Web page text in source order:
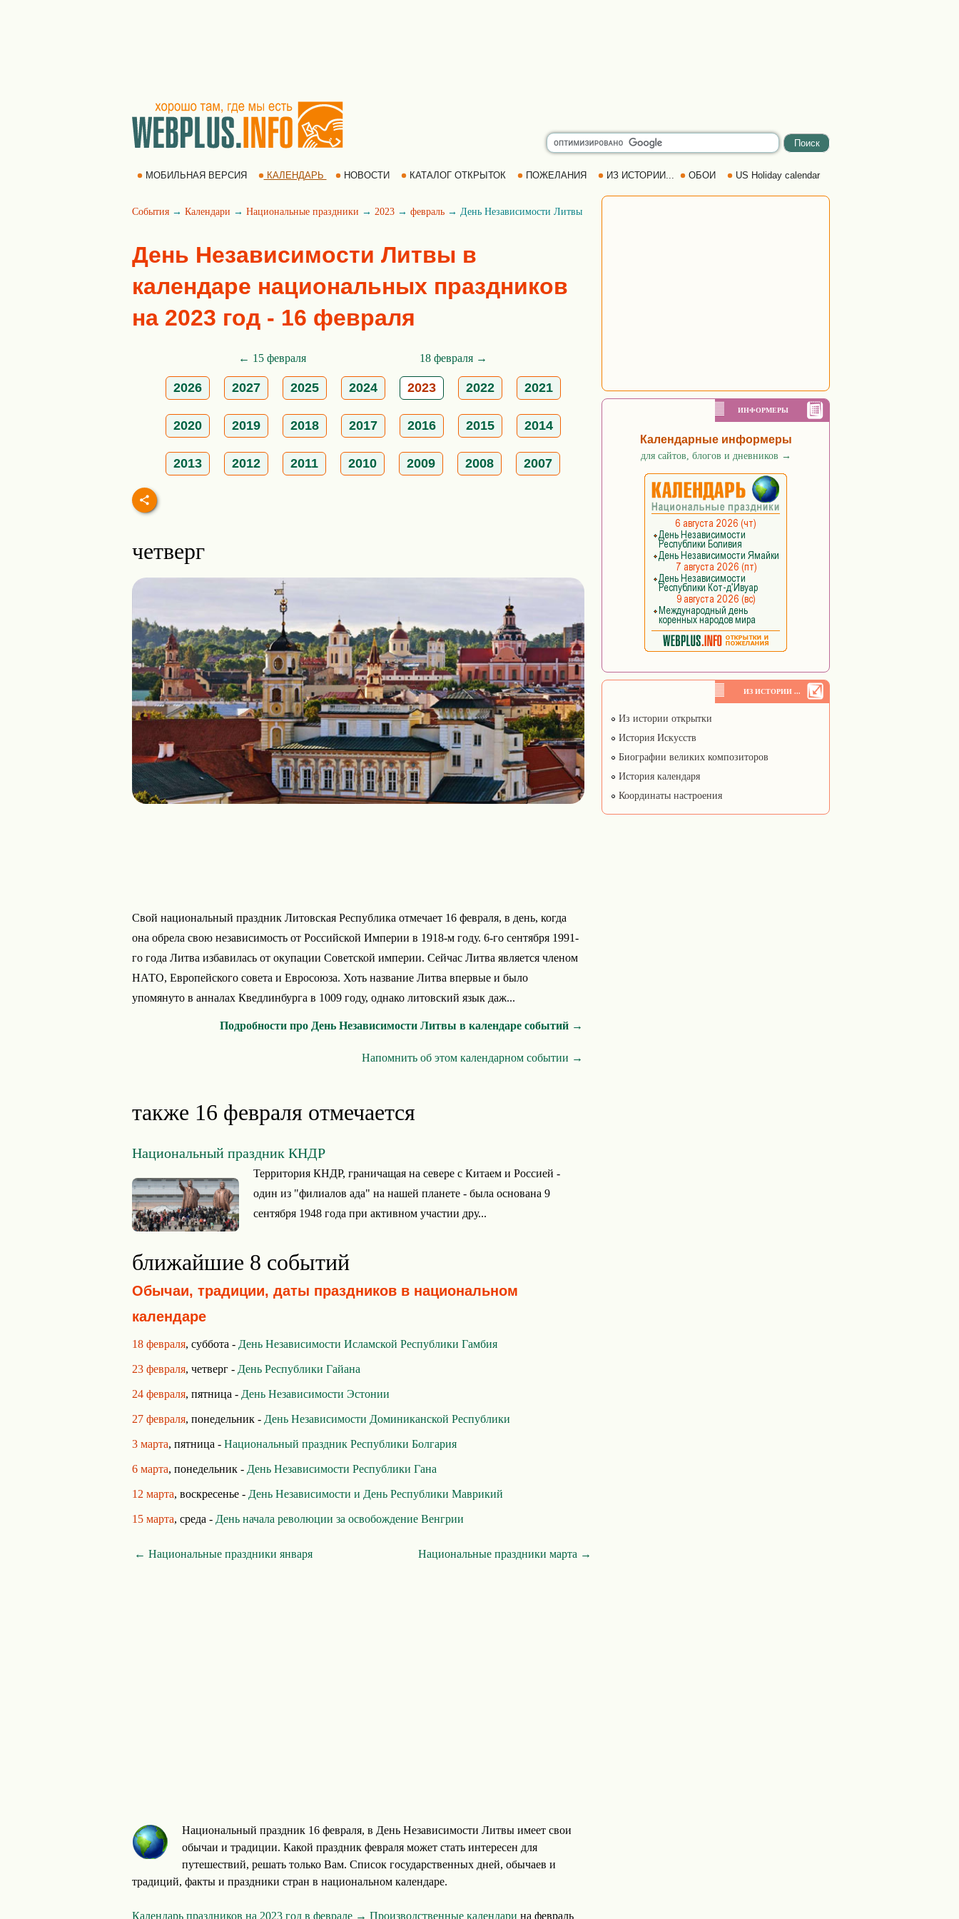
МОБИЛЬНАЯ ВЕРСИЯ КАЛЕНДАРЬ НОВОСТИ КАТАЛОГ ОТКРЫТОК ПОЖЕЛАНИЯ ИЗ ИСТОРИИ... ОБОИ US Holiday calendar
События → Календари → Национальные праздники → 2023 → февраль → День Независимости Литвы
День Независимости Литвы в
календаре национальных праздников
на 2023 год - 16 февраля
← 15 февраля 18 февраля →
2026 2027 2025 2024 2023 2022 2021
2020 2019 2018 2017 2016 2015 2014
2013 2012 2011 2010 2009 2008 2007
четверг
Свой национальный праздник Литовская Республика отмечает 16 февраля, в день, когда
она обрела свою независимость от Российской Империи в 1918-м году. 6-го сентября 1991-
го года Литва избавилась от окупации Советской империи. Сейчас Литва является членом
НАТО, Европейского совета и Евросоюза. Хоть название Литва впервые и было
упомянуто в анналах Кведлинбурга в 1009 году, однако литовский язык даж...
Подробности про День Независимости Литвы в календаре событий →
Напомнить об этом календарном событии →
также 16 февраля отмечается
Национальный праздник КНДР
Территория КНДР, граничащая на севере с Китаем и Россией -
один из "филиалов ада" на нашей планете - была основана 9
сентября 1948 года при активном участии дру...
ближайшие 8 событий
Обычаи, традиции, даты праздников в национальном
календаре
18 февраля, суббота - День Независимости Исламской Республики Гамбия
23 февраля, четверг - День Республики Гайана
24 февраля, пятница - День Независимости Эстонии
27 февраля, понедельник - День Независимости Доминиканской Республики
3 марта, пятница - Национальный праздник Республики Болгария
6 марта, понедельник - День Независимости Республики Гана
12 марта, воскресенье - День Независимости и День Республики Маврикий
15 марта, среда - День начала революции за освобождение Венгрии
← Национальные праздники января Национальные праздники марта →
Национальный праздник 16 февраля, в День Независимости Литвы имеет свои
обычаи и традиции. Какой праздник февраля может стать интересен для
путешествий, решать только Вам. Список государственных дней, обычаев и
традиций, факты и праздники стран в национальном календаре.
Календарь праздников на 2023 год в феврале → Производственные календари на февраль
ИНФОРМЕРЫ
Календарные информеры
для сайтов, блогов и дневников →
ИЗ ИСТОРИИ ...
Из истории открытки
История Искусств
Биографии великих композиторов
История календаря
Координаты настроения